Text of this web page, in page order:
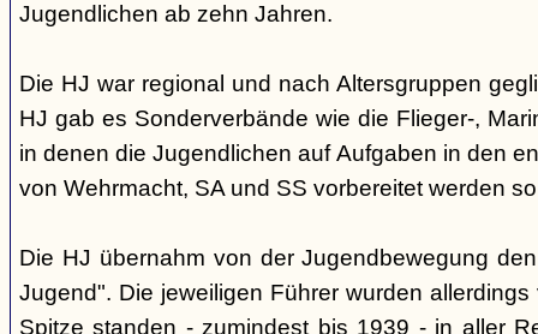
Jugendlichen ab zehn Jahren.
Die HJ war regional und nach Altersgruppen
HJ gab es Sonderverbände wie die Flieger-,
in denen die Jugendlichen auf Aufgaben in den
von Wehrmacht, SA und SS vorbereitet werden
Die HJ übernahm von der Jugendbewegung
Jugend". Die jeweiligen Führer wurden
Spitze standen - zumindest bis 1939 - in aller